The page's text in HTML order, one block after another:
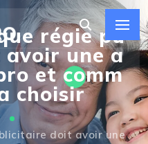
régie pu
une a
et comm
choisir
doit avoir une